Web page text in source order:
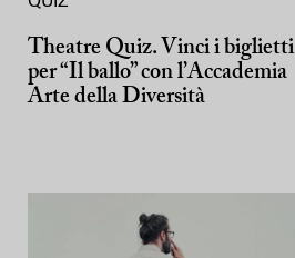
Theatre Quiz. Vinci i biglietti
per “Il ballo” con l’Accademia
Arte della Diversità